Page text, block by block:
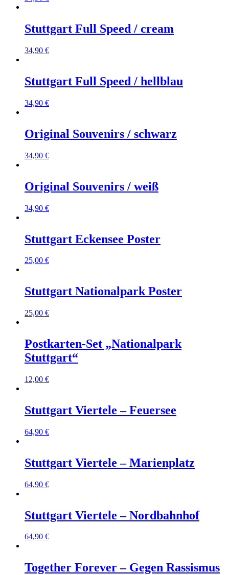
Stuttgart Full Speed / cream
34,90 €
Stuttgart Full Speed / hellblau
34,90 €
Original Souvenirs / schwarz
34,90 €
Original Souvenirs / weiß
34,90 €
Stuttgart Eckensee Poster
25,00 €
Stuttgart Nationalpark Poster
25,00 €
Postkarten-Set „Nationalpark
Stuttgart“
12,00 €
Stuttgart Viertele – Feuersee
64,90 €
Stuttgart Viertele – Marienplatz
64,90 €
Stuttgart Viertele – Nordbahnhof
64,90 €
Together Forever – Gegen Rassismus